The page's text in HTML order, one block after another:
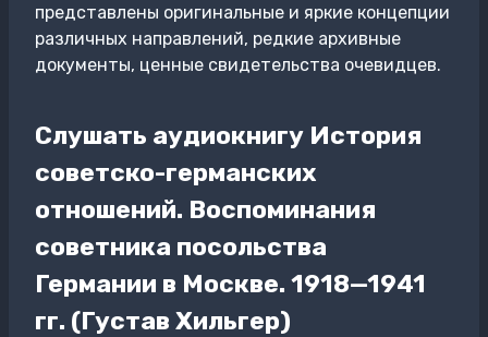
представлены оригинальные и яркие концепции
различных направлений, редкие архивные
документы, ценные свидетельства очевидцев.
Слушать аудиокнигу История
советско-германских
отношений. Воспоминания
советника посольства
Германии в Москве. 1918—1941
гг. (Густав Хильгер)